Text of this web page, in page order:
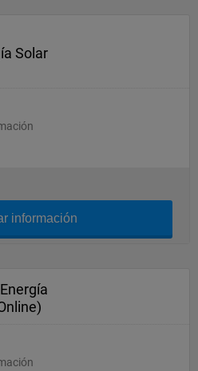
Solar
información